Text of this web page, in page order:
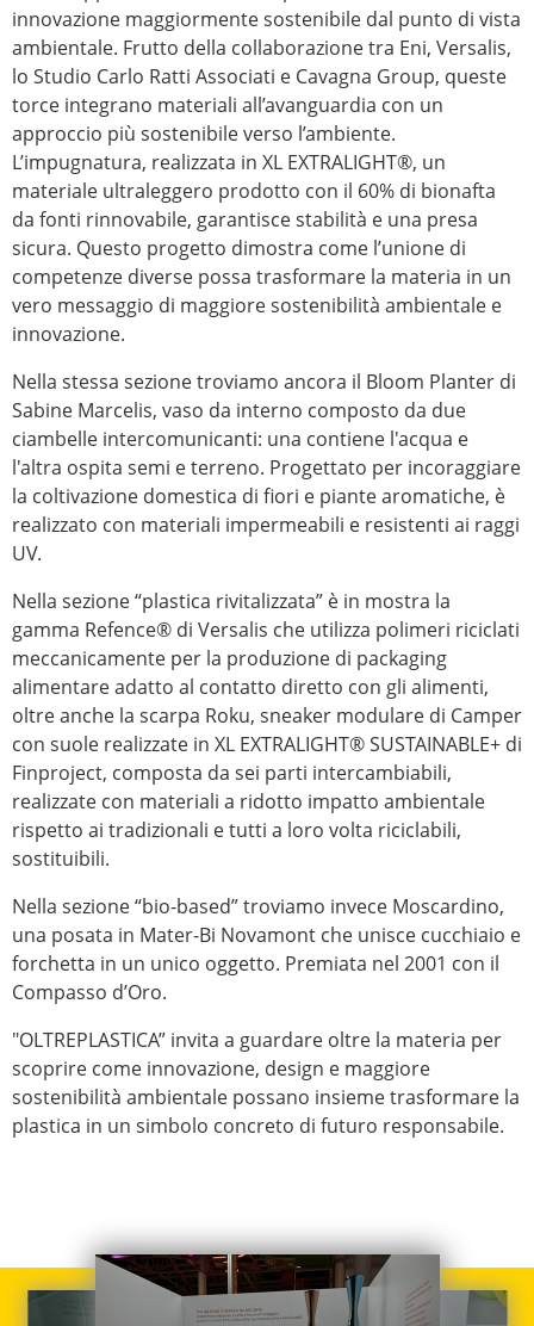
innovazione maggiormente sostenibile dal punto di vista
ambientale. Frutto della collaborazione tra Eni, Versalis,
lo Studio Carlo Ratti Associati e Cavagna Group, queste
torce integrano materiali all’avanguardia con un
approccio più sostenibile verso l’ambiente.
L’impugnatura, realizzata in XL EXTRALIGHT®, un
materiale ultraleggero prodotto con il 60% di bionafta
da fonti rinnovabile, garantisce stabilità e una presa
sicura. Questo progetto dimostra come l’unione di
competenze diverse possa trasformare la materia in un
vero messaggio di maggiore sostenibilità ambientale e
innovazione.
Nella stessa sezione troviamo ancora il Bloom Planter di
Sabine Marcelis, vaso da interno composto da due
ciambelle intercomunicanti: una contiene l'acqua e
l'altra ospita semi e terreno. Progettato per incoraggiare
la coltivazione domestica di fiori e piante aromatiche, è
realizzato con materiali impermeabili e resistenti ai raggi
UV.
Nella sezione “plastica rivitalizzata” è in mostra la
gamma Refence® di Versalis che utilizza polimeri riciclati
meccanicamente per la produzione di packaging
alimentare adatto al contatto diretto con gli alimenti,
oltre anche la scarpa Roku, sneaker modulare di Camper
con suole realizzate in XL EXTRALIGHT® SUSTAINABLE+ di
Finproject, composta da sei parti intercambiabili,
realizzate con materiali a ridotto impatto ambientale
rispetto ai tradizionali e tutti a loro volta riciclabili,
sostituibili.
Nella sezione “bio-based” troviamo invece Moscardino,
una posata in Mater-Bi Novamont che unisce cucchiaio e
forchetta in un unico oggetto. Premiata nel 2001 con il
Compasso d’Oro.
"OLTREPLASTICA” invita a guardare oltre la materia per
scoprire come innovazione, design e maggiore
sostenibilità ambientale possano insieme trasformare la
plastica in un simbolo concreto di futuro responsabile.